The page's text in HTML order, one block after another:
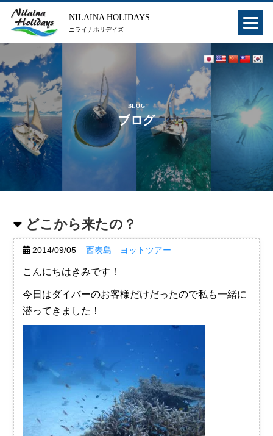
NILAINA HOLIDAYS
ニライナホリデイズ
BLOG
ブログ
どこから来たの？
2014/09/05 西表島 ヨットツアー
こんにちはきみです！
今日はダイバーのお客様だけだったので私も一緒に
潜ってきました！